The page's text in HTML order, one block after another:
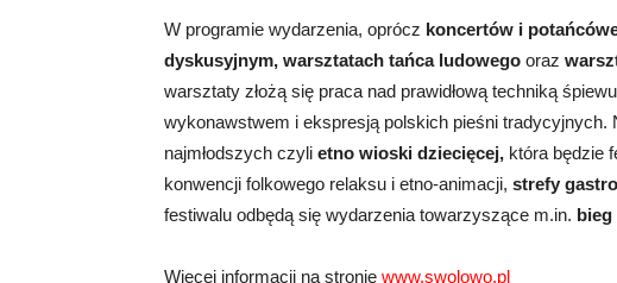
W programie wydarzenia, oprócz koncertów i
dyskusyjnym, warsztatach tańca ludowego oraz
warsztaty złożą się praca nad prawidłową techniką
wykonawstwem i ekspresją polskich pieśni tradycyjnych.
najmłodszych czyli etno wioski dziecięcej, która będzie
konwencji folkowego relaksu i etno-animacji, strefy gastro
festiwalu odbędą się wydarzenia towarzyszące m.in. bieg
Więcej informacji na stronie www.swolowo.pl